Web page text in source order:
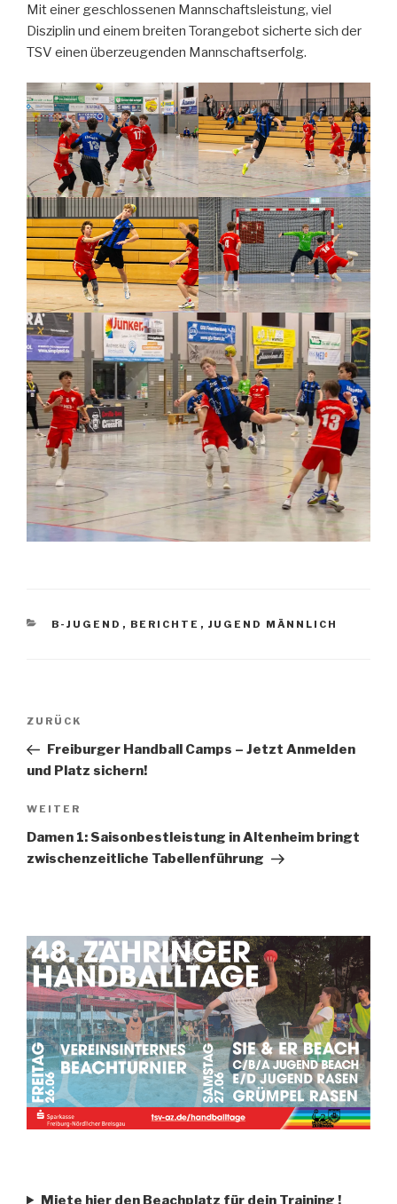
Mit einer geschlossenen Mannschaftsleistung, viel
Disziplin und einem breiten Torangebot sicherte sich der
TSV einen überzeugenden Mannschaftserfolg.
B-JUGEND , BERICHTE , JUGEND MÄNNLICH
ZURÜCK
Freiburger Handball Camps – Jetzt Anmelden
und Platz sichern!
WEITER
Damen 1: Saisonbestleistung in Altenheim bringt
zwischenzeitliche Tabellenführung
Miete hier den Beachplatz für dein Training !